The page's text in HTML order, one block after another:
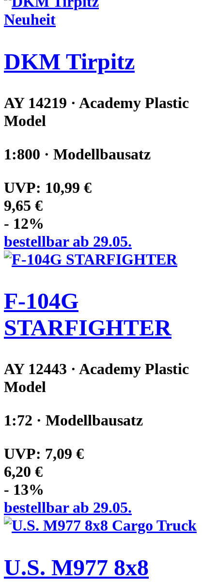
Neuheit
DKM Tirpitz
AY 14219 · Academy Plastic
Model
1:800 · Modellbausatz
UVP: 10,99 €
9,65 €
- 12%
bestellbar ab 29.05.
F-104G
STARFIGHTER
AY 12443 · Academy Plastic
Model
1:72 · Modellbausatz
UVP: 7,09 €
6,20 €
- 13%
bestellbar ab 29.05.
U.S. M977 8x8